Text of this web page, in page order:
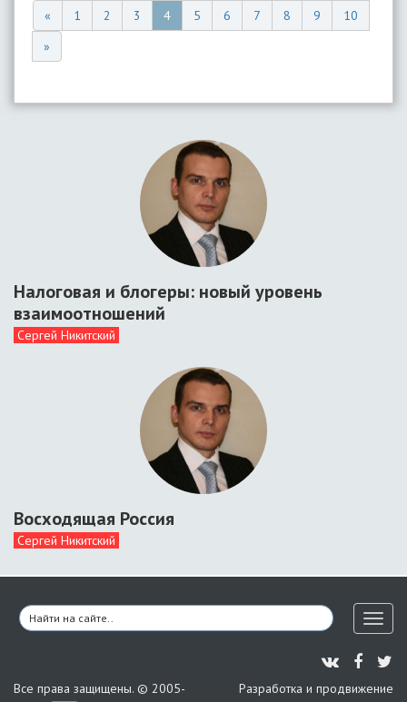
« 1 2 3 4 5 6 7 8 9
10
»
Налоговая и блогеры: новый уровень
взаимоотношений
Сергей Никитский
Восходящая Россия
Сергей Никитский
Все права защищены. © 2005-
Разработка и продвижение